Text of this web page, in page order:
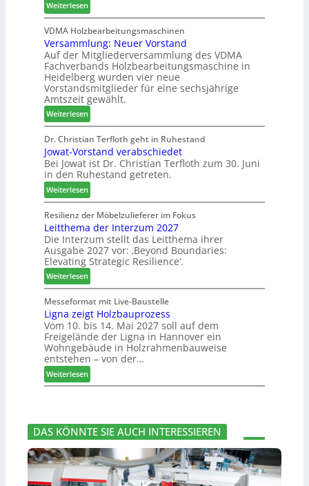
r2
0
2
6
s
u
c
h
e
r
z
a
h
l
e
n
t
h
i
l
f
t
b
e
i
P
r
o
d
u
k
t
s
u
c
h
e
Weiterlesen:
H
D
H
f
o
r
d
e
r
t
N
a
c
h
b
e
s
s
e
r
u
n
g
e
n
VDMA Holzbearbeitungsmaschinen
Versammlung: Neuer Vorstand
Auf der Mitgliederversammlung des VDMA
Fachverbands Holzbearbeitungsmaschine in
Heidelberg wurden vier neue
Vorstandsmitglieder für eine sechsjährige
Amtszeit gewählt.
Weiterlesen:
V
e
r
s
a
m
l
u
n
g
:
N
e
u
e
r
V
o
r
s
t
d
Dr. Christian Terfloth geht in Ruhestand
Jowat-Vorstand verabschiedet
Bei Jowat ist Dr. Christian Terfloth zum 30. Juni
in den Ruhestand getreten.
Weiterlesen:
J
o
w
a
t
-
V
o
r
s
t
a
n
d
v
e
b
s
c
h
Resilienz der Möbelzulieferer im Fokus
Leitthema der Interzum 2027
Die Interzum stellt das Leitthema ihrer
Ausgabe 2027 vor: ‚Beyond Boundaries:
Elevating Strategic Resilience‘.
Weiterlesen:
L
e
i
t
t
h
e
m
a
r
I
n
t
Messeformat mit Live-Baustelle
Ligna zeigt Holzbauprozess
Vom 10. bis 14. Mai 2027 soll auf dem
Freigelände der Ligna in Hannover ein
Wohngebäude in Holzrahmenbauweise
entstehen – von der…
Weiterlesen:
L
n
a
z
e
DAS KÖNNTE SIE AUCH INTERESSIEREN